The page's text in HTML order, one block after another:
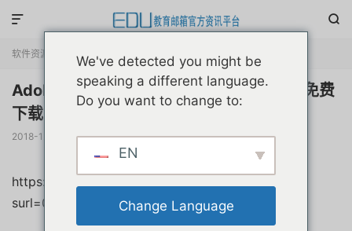


软件资源 正文
Adobe2025Ai/PS设计软件全家桶大师版免费
下载长期更新(附带摄影博主课程
2018-12-04 阅读(2838) 评论(0)  赞(1)
https://pan.baidu.com/share/init?
surl=0qUG5ATF09bNBxGRpbUzUw&pwd=1jyd
We've detected you might be
speaking a different language.
Do you want to change to:
EN
Change Language